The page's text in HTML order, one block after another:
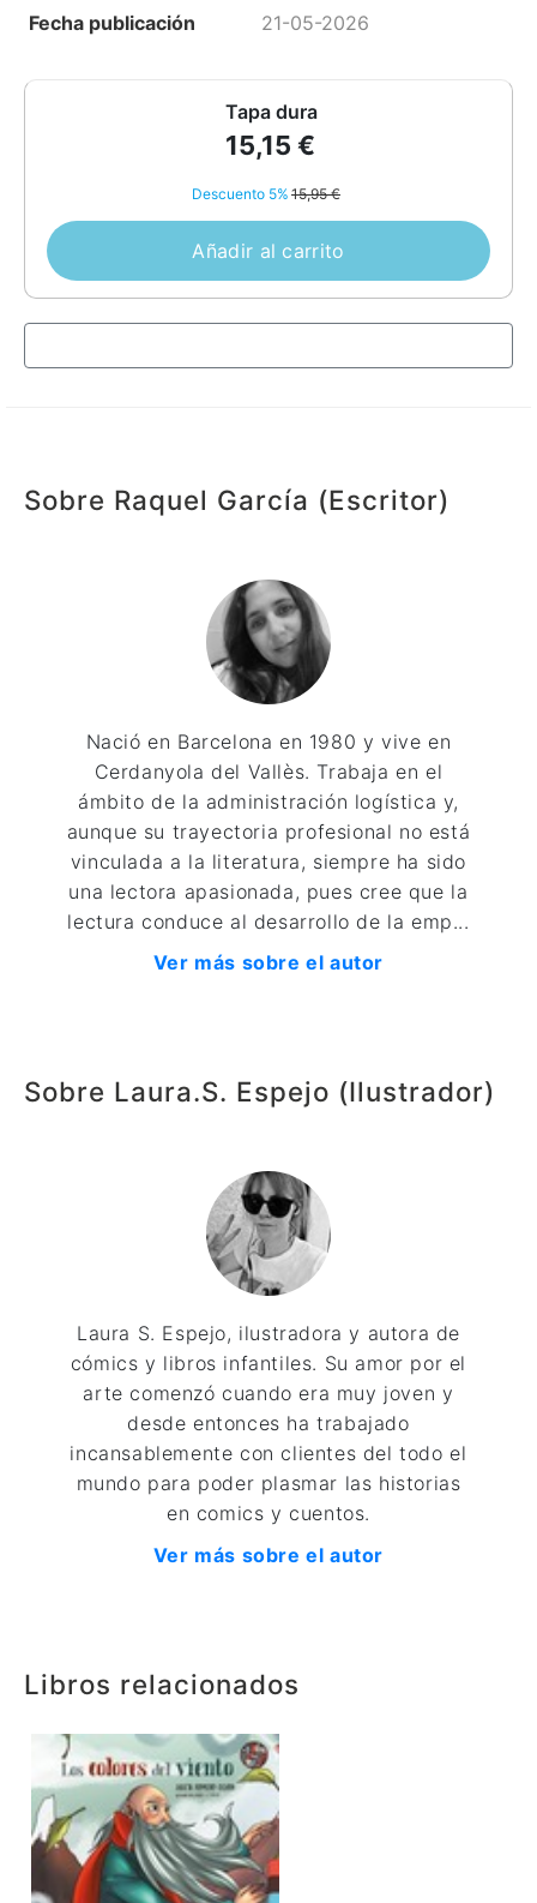
Fecha publicación
21-05-2026
Tapa dura
15,15 €
Descuento 5% 15,95 €
Añadir al carrito
Sobre Raquel García (Escritor)
Nació en Barcelona en 1980 y vive en
Cerdanyola del Vallès. Trabaja en el
ámbito de la administración logística y,
aunque su trayectoria profesional no está
vinculada a la literatura, siempre ha sido
una lectora apasionada, pues cree que la
lectura conduce al desarrollo de la emp...
Ver más sobre el autor
Sobre Laura.S. Espejo (Ilustrador)
Laura S. Espejo, ilustradora y autora de
cómics y libros infantiles. Su amor por el
arte comenzó cuando era muy joven y
desde entonces ha trabajado
incansablemente con clientes del todo el
mundo para poder plasmar las historias
en comics y cuentos.
Ver más sobre el autor
Libros relacionados